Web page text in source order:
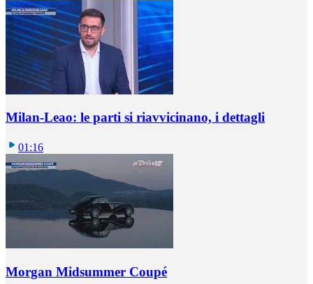
Milan-Leao: le parti si riavvicinano, i dettagli
01:16
Morgan Midsummer Coupé